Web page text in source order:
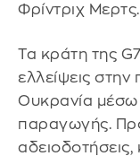
Φρίντριχ Μερτς.
Τα κράτη της
ελλείψεις
Ουκρανία
παραγωγής.
αδειοδοτήσεις,